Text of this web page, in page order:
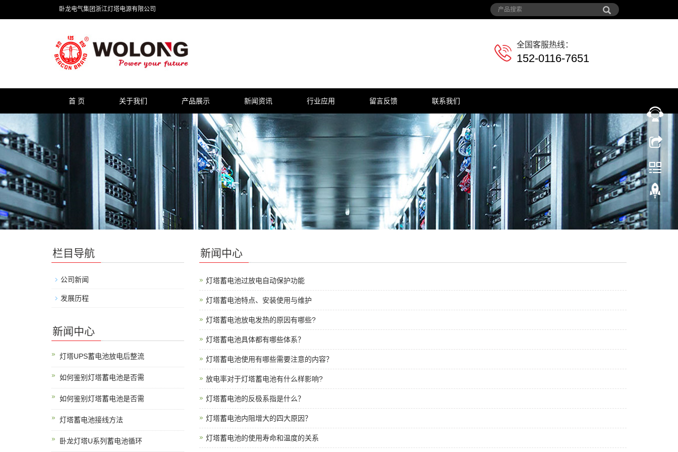
卧龙电气集团浙江灯塔电源有限公司
全国客服热线：
152-0116-7651
首 页 关于我们 产品展示 新闻资讯 行业应用 留言反馈 联系我们
新闻中心
灯塔蓄电池过放电自动保护功能
灯塔蓄电池特点、安装使用与维护
灯塔蓄电池放电发热的原因有哪些?
灯塔蓄电池具体都有哪些体系？
灯塔蓄电池使用有哪些需要注意的内容？
放电率对于灯塔蓄电池有什么样影响?
灯塔蓄电池的反极系指是什么？
灯塔蓄电池内阻增大的四大原因？
灯塔蓄电池的使用寿命和温度的关系
栏目导航
公司新闻
发展历程
新闻中心
灯塔UPS蓄电池放电后整流
如何鉴别灯塔蓄电池是否需
如何鉴别灯塔蓄电池是否需
灯塔蓄电池接线方法
卧龙灯塔U系列蓄电池循环